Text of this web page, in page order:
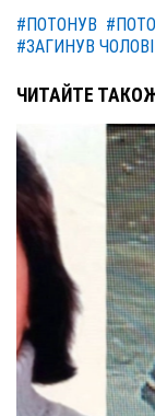
#ПОТОНУВ
#ЗАГИНУВ
ЧИТАЙТЕ